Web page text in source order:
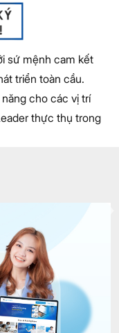
sứ mệnh cam kết
triển toàn cầu.
cho các vị trí
thực thụ trong